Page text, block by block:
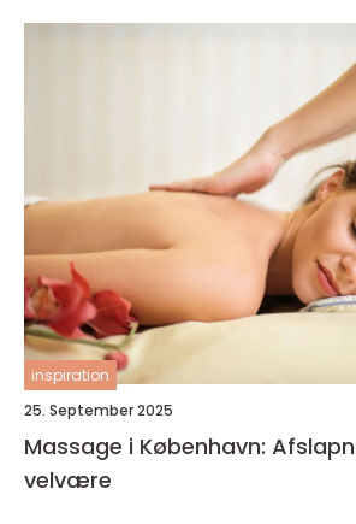
inspiration
25. September 2025
Massage i København:
velvære